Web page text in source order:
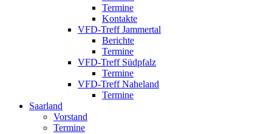
Termine
Kontakte
VFD-Treff Jammertal
Berichte
Termine
VFD-Treff Südpfalz
Termine
VFD-Treff Naheland
Termine
Saarland
Vorstand
Termine